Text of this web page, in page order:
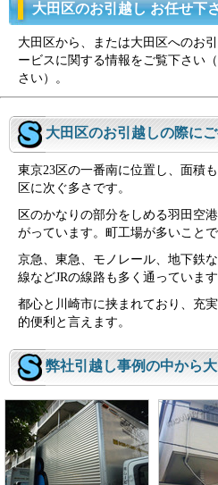
大田区のお引越し お任せ下
大田区から、または大田区へのお
ービスに関する情報をご覧下さい
さい）。
大田区のお引越しの際に
東京23区の一番南に位置し、面積
区に次ぐ多さです。
区のかなりの部分をしめる羽田空
がっています。町工場が多いことで
京急、東急、モノレール、地下鉄
線などJRの線路も多く通っています
都心と川崎市に挟まれており、充
的便利と言えます。
弊社引越し事例の中から